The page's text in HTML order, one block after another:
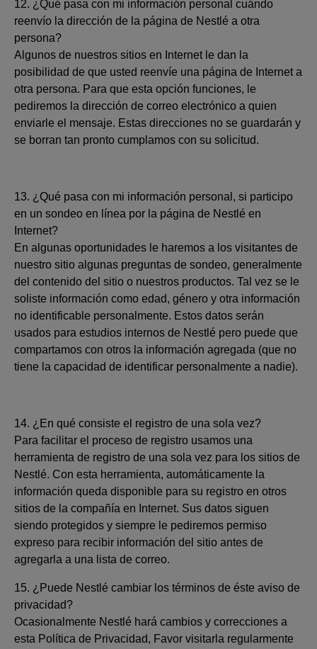
12. ¿Qué pasa con mi información personal cuándo
reenvío la dirección de la página de Nestlé a otra
persona?
Algunos de nuestros sitios en Internet le dan la
posibilidad de que usted reenvíe una página de Internet a
otra persona. Para que esta opción funciones, le
pediremos la dirección de correo electrónico a quien
enviarle el mensaje. Estas direcciones no se guardarán y
se borran tan pronto cumplamos con su solicitud.
13. ¿Qué pasa con mi información personal, si participo
en un sondeo en línea por la página de Nestlé en
Internet?
En algunas oportunidades le haremos a los visitantes de
nuestro sitio algunas preguntas de sondeo, generalmente
del contenido del sitio o nuestros productos. Tal vez se le
soliste información como edad, género y otra información
no identificable personalmente. Estos datos serán
usados para estudios internos de Nestlé pero puede que
compartamos con otros la información agregada (que no
tiene la capacidad de identificar personalmente a nadie).
14. ¿En qué consiste el registro de una sola vez?
Para facilitar el proceso de registro usamos una
herramienta de registro de una sola vez para los sitios de
Nestlé. Con esta herramienta, automáticamente la
información queda disponible para su registro en otros
sitios de la compañía en Internet. Sus datos siguen
siendo protegidos y siempre le pediremos permiso
expreso para recibir información del sitio antes de
agregarla a una lista de correo.
15. ¿Puede Nestlé cambiar los términos de éste aviso de
privacidad?
Ocasionalmente Nestlé hará cambios y correcciones a
esta Política de Privacidad, Favor visitarla regularmente